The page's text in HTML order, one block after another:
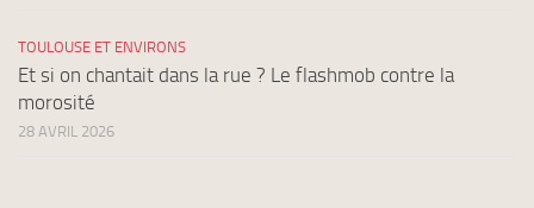
TOULOUSE ET ENVIRONS
Et si on chantait dans la rue ? Le flashmob contre la
morosité
28 AVRIL 2026